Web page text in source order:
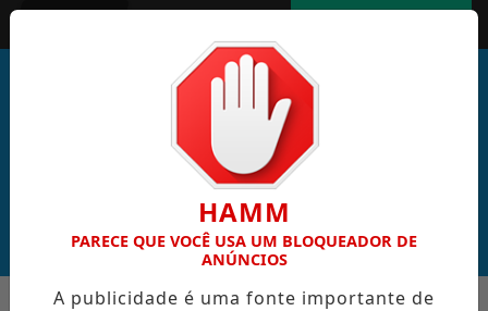
DE CABO VERDE VENCE ELEIÇÃO DO GOL MAIS BONITO DA
MENU
HAMM
PARECE QUE VOCÊ USA UM BLOQUEADOR DE
ANÚNCIOS
A publicidade é uma fonte importante de